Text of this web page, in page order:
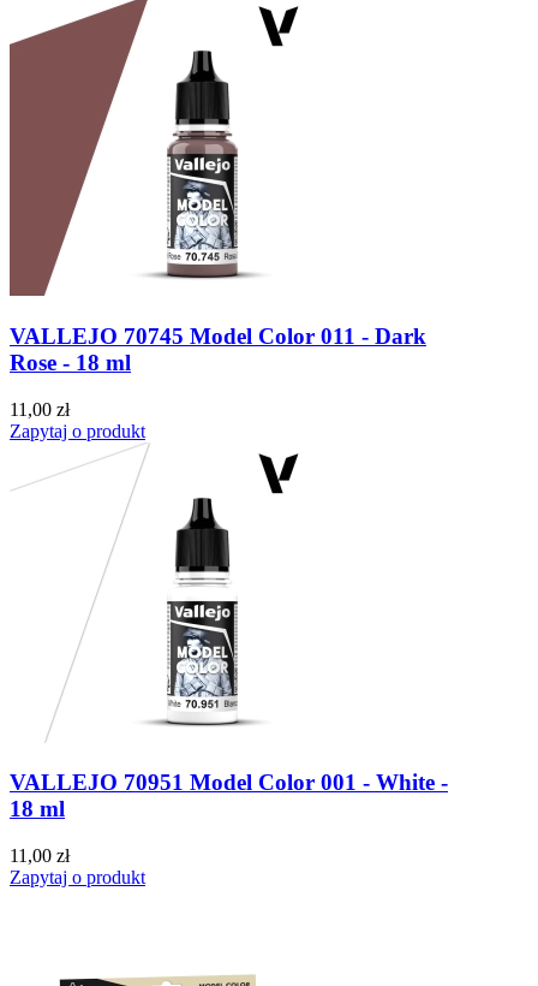
VALLEJO 70745 Model Color 011 - Dark
Rose - 18 ml
11,00 zł
Zapytaj o produkt
VALLEJO 70951 Model Color 001 - White -
18 ml
11,00 zł
Zapytaj o produkt